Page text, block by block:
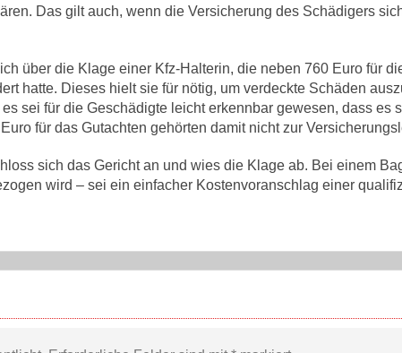
Das gilt auch, wenn die Versicherung des Schädigers
über die Klage einer Kfz-Halterin, die neben 760 Euro für
hatte. Dieses hielt sie für nötig, um verdeckte Schäden
sei für die Geschädigte leicht erkennbar gewesen, dass es
für das Gutachten gehörten damit nicht zur
sich das Gericht an und wies die Klage ab. Bei einem
wird – sei ein einfacher Kostenvoranschlag einer